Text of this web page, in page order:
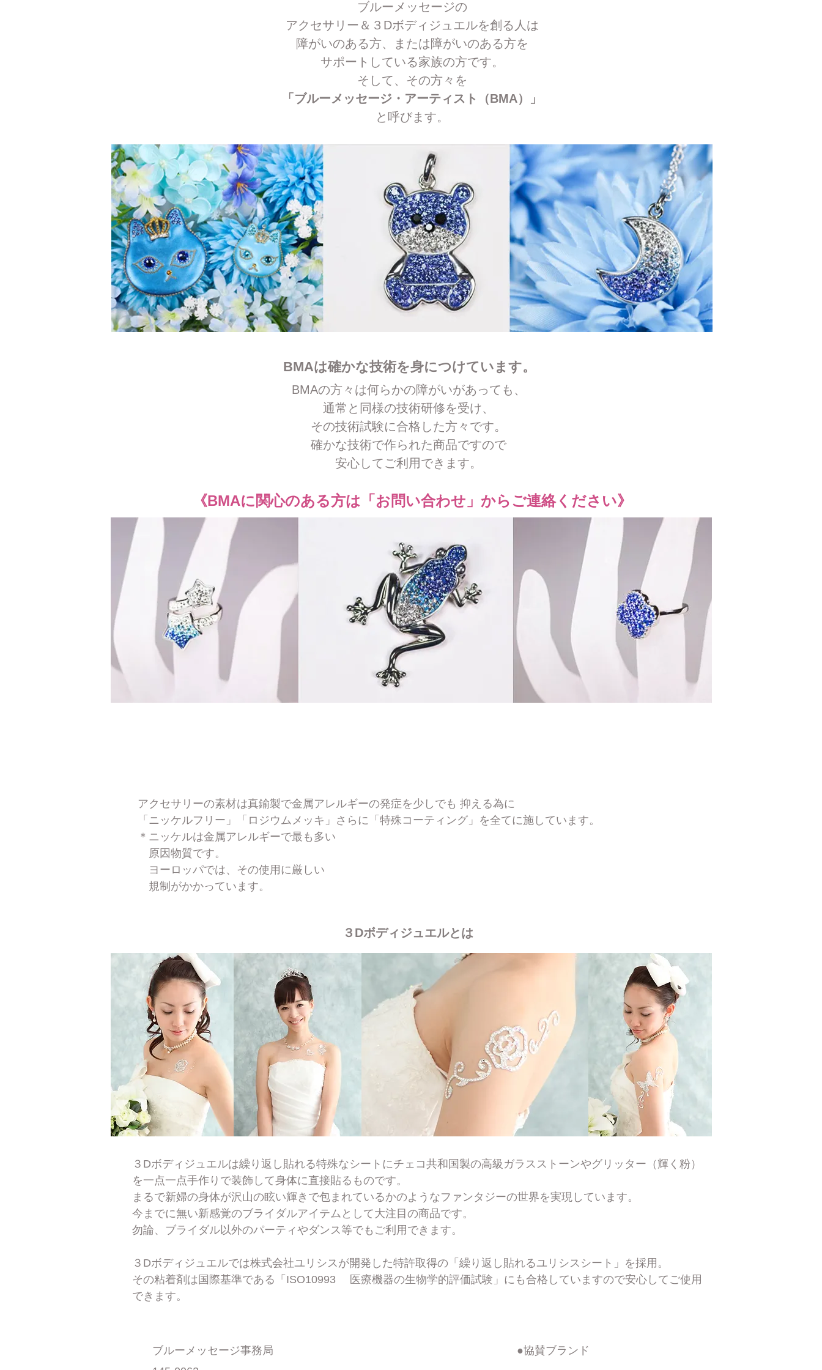
ブルーメッセージの
アクセサリー＆３Dボディジュエルを創る人は
障がいのある方、または障がいのある方を
サポートしている家族の方です。
そして、その方々を
「ブルーメッセージ・アーティスト（BMA）」
と呼びます。
BMAは確かな技術を身につけています。
BMAの方々は何らかの障がいがあっても、
通常と同様の技術研修を受け、
その技術試験に合格した方々です。
確かな技術で作られた商品ですので
安心してご利用できます。
​《BMAに関心のある方は「お問い合わせ」からご連絡ください》
アクセサリーの素材は真鍮製で金属アレルギーの発症を少しでも 抑える為に
「ニッケルフリー」「ロジウムメッキ」さらに「特殊コーティング」を全てに施しています。
＊ニッケルは金属アレルギーで最も多い
原因物質です。
ヨーロッパでは、その使用に厳しい
規制がかかっています。
３Dボディジュエルとは
３Dボディジュエルは繰り返し貼れる特殊なシートにチェコ共和国 製の高級ガラスストーンやグリッター （輝く粉）
を一点一点手作りで装飾して身体に直接貼るものです。
まるで新婦の身体が沢山の眩い輝きで包まれているかのようなファンタジーの世界を実現しています。
今までに無い新感覚のブライダルアイテムとして大注目の商品です。
勿論、ブライダル以外のパーティやダンス等でもご利用できます。
３Dボディジュエルでは株式会社ユリシスが開発した特許取得の「繰り返し貼れるユリシスシート」を採用。
その粘着剤は国際基準である「ISO10993 医療機器の生物学的評価試験」にも合格していますので安心して ご使用
できます。
​ブルーメッセージ事務局
​●協賛ブランド